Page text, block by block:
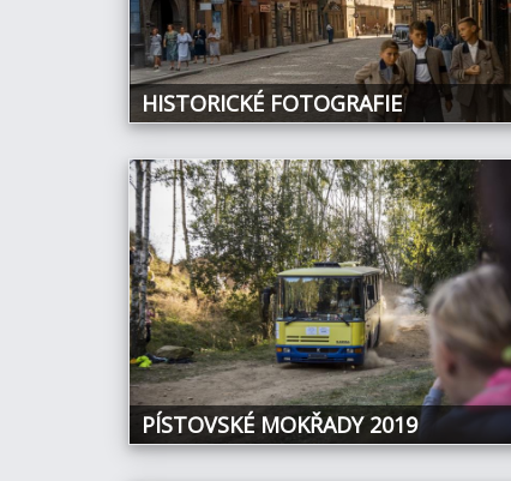
HISTORICKÉ FOTOGRAFIE
PÍSTOVSKÉ MOKŘADY 2019